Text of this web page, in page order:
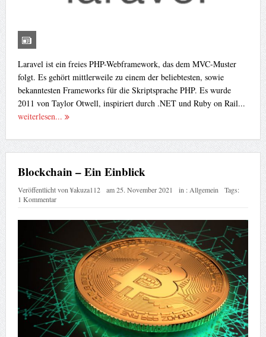
Laravel ist ein freies PHP-Webframework, das dem MVC-Muster
folgt. Es gehört mittlerweile zu einem der beliebtesten, sowie
bekanntesten Frameworks für die Skriptsprache PHP. Es wurde
2011 von Taylor Otwell, inspiriert durch .NET und Ruby on Rail...
weiterlesen...
Blockchain – Ein Einblick
Veröffentlicht von¥akuza112 am25. November 2021 in : Allgemein
Tags:
1 Kommentar